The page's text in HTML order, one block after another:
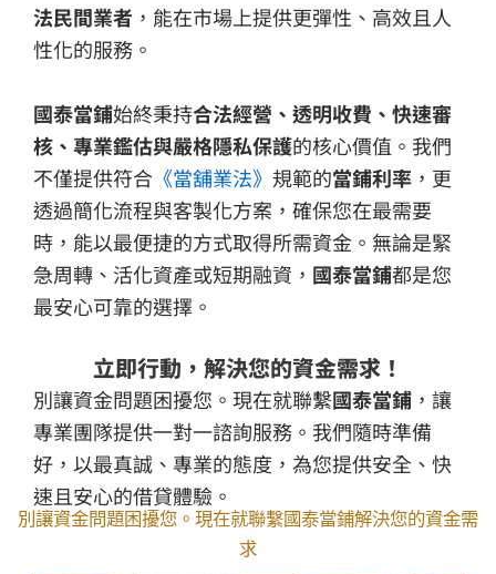
法民間業者 ，能在市場上提供更彈性、高效且人
性化的服務。
國泰當鋪始終秉持合法經營、透明收費、快速審
核、專業鑑估與嚴格隱私保護的核心價值。我們
不僅提供符合 《當舖業法》 規範的當鋪利率 ，更
透過簡化流程與客製化方案，確保您在最需要
時，能以最便捷的方式取得所需資金。無論是緊
急周轉、活化資產或短期融資， 國泰當鋪都是您
最安心可靠的選擇。
立即行動，解決您的資金需求！
別讓資金問題困擾您。現在就聯繫國泰當鋪 ，讓
專業團隊提供一對一諮詢服務。我們隨時準備
好，以最真誠、專業的態度，為您提供安全、快
速且安心的借貸體驗。
別讓資金問題困擾您。現在就聯繫國泰當鋪解決您的資金需
求